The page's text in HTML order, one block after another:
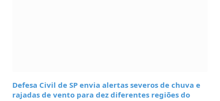
Defesa Civil de SP envia alertas severos de chuva e
rajadas de vento para dez diferentes regiões do